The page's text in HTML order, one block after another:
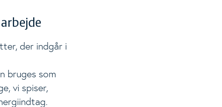
der indgår i
bruges som
vi spiser,